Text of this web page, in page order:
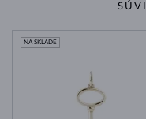
NA SKLADE